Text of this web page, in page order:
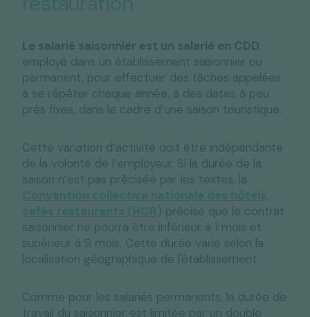
Le salarié saisonnier est un salarié en CDD,
employé dans un établissement saisonnier ou
permanent, pour effectuer des tâches appelées
à se répéter chaque année, à des dates à peu
près fixes, dans le cadre d’une saison touristique.
Cette variation d’activité doit être indépendante
de la volonté de l’employeur. Si la durée de la
saison n’est pas précisée par les textes, la
Convention collective nationale des hôtels,
cafés restaurants (HCR) précise que le contrat
saisonnier ne pourra être inférieur à 1 mois et
supérieur à 9 mois. Cette durée varie selon la
localisation géographique de l'établissement.
Comme pour les salariés permanents, la durée de
travail du saisonnier est limitée par un double